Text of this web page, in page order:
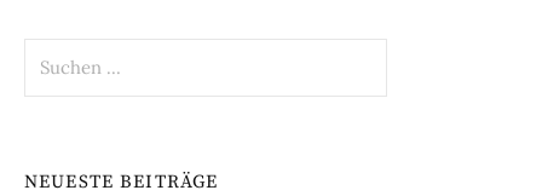
nach:
NEUESTE BEITRÄGE